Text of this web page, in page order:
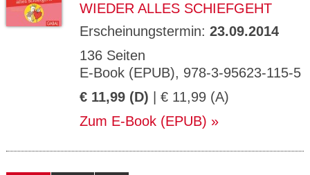
WIEDER ALLES SCHIEFGEHT
Erscheinungstermin: 23.09.2014
136 Seiten
E-Book (EPUB), 978-3-95623-115-5
€ 11,99 (D) | € 11,99 (A)
Zum E-Book (EPUB)